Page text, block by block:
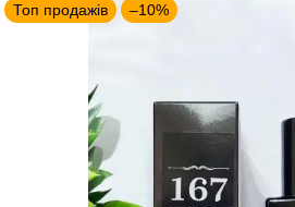
Топ продажів –10%